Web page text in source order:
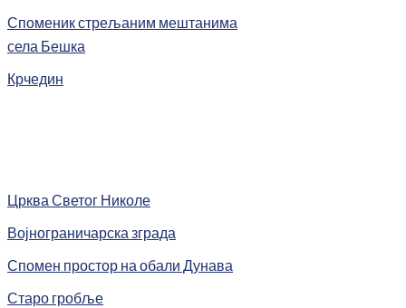
Споменик стрељаним мештанима
села Бешка
Крчедин
Црква Светог Николе
Војнограничарска зграда
Спомен простор на обали Дунава
Старо гробље